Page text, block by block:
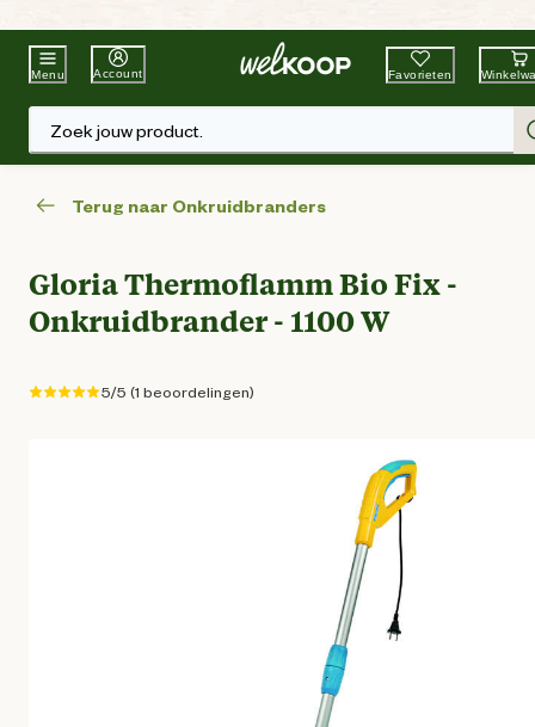
Beste WinkelketenTuin & Dier
Menu Account Favorieten
Zoek jouw product.
Terug naar Onkruidbranders
Gloria Thermoflamm Bio Fix -
Onkruidbrander - 1100 W
5/5 (1 beoordelingen)